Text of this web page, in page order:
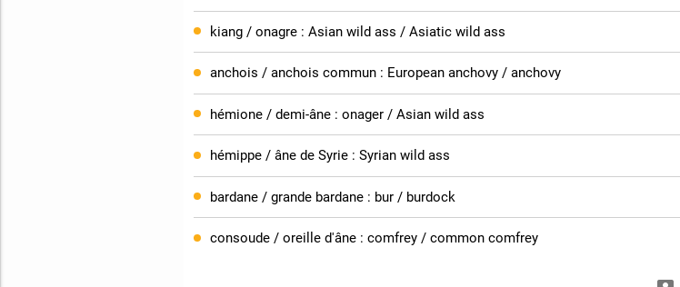
kiang / onagre : Asian wild ass / Asiatic wild ass
anchois / anchois commun : European anchovy / anchovy
hémione / demi-âne : onager / Asian wild ass
hémippe / âne de Syrie : Syrian wild ass
bardane / grande bardane : bur / burdock
consoude / oreille d'âne : comfrey / common comfrey